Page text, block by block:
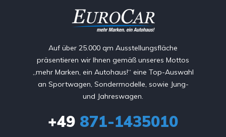
Auf über 25.000 qm Ausstellungsfläche
präsentieren wir Ihnen gemäß unseres Mottos
„mehr Marken, ein Autohaus!“ eine Top-Auswahl
an Sportwagen, Sondermodelle, sowie Jung-
und Jahreswagen.
+49 871-1435010